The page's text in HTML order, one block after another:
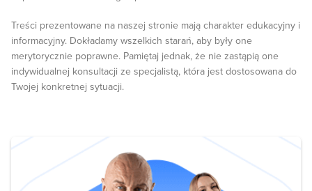
Treści prezentowane na naszej stronie mają charakter edukacyjny i
informacyjny. Dokładamy wszelkich starań, aby były one
merytorycznie poprawne. Pamiętaj jednak, że nie zastąpią one
indywidualnej konsultacji ze specjalistą, która jest dostosowana do
Twojej konkretnej sytuacji.